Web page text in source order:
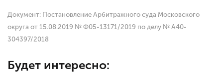
Документ: Постановление Арбитражного суда Московского
округа от 15.08.2019 № Ф05-13171/2019 по делу № А40-
304397/2018
Будет интересно: